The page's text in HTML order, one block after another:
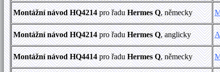
Montážní návod HQ4214pro řaduHermes Q, německy
Montážní návod HQ4214pro řaduHermes Q, anglicky
Montážní návod HQ4414pro řaduHermes Q, německy